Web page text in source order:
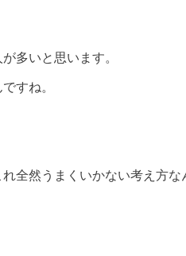
多いと思います。
すね。
れ全然うまくいかない考え方な